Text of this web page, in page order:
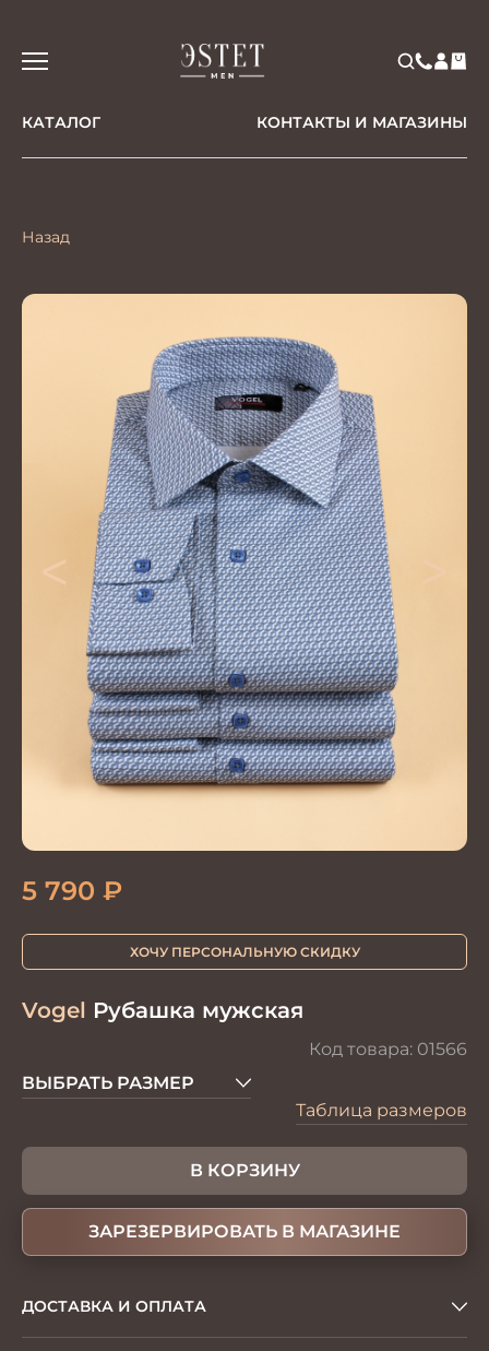
КАТАЛОГ КОНТАКТЫ И МАГАЗИНЫ
Назад
<
Vogel Рубашка мужская
Код товара: 01566
5 790 ₽
ХОЧУ ПЕРСОНАЛЬНУЮ СКИДКУ
ВЫБРАТЬ РАЗМЕР
Таблица размеров
В КОРЗИНУ
ЗАРЕЗЕРВИРОВАТЬ В МАГАЗИНЕ
ДОСТАВКА И ОПЛАТА